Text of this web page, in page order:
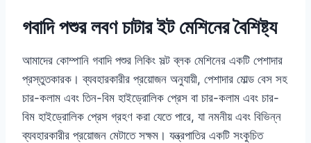
গবাদি পশুর লবণ চাটার ইট মেশিনের বৈশিষ্ট্য
আমাদের কোম্পানি গবাদি পশুর লিকিং সল্ট ব্লক মেশিনের একটি পেশাদার
প্রস্তুতকারক। ব্যবহারকারীর প্রয়োজন অনুযায়ী, পেশাদার মোল্ড বেস সহ
চার-কলাম এবং তিন-বিম হাইড্রোলিক প্রেস বা চার-কলাম এবং চার-
বিম হাইড্রোলিক প্রেস গ্রহণ করা যেতে পারে, যা নমনীয় এবং বিভিন্ন
ব্যবহারকারীর প্রয়োজন মেটাতে সক্ষম। যন্ত্রপাতির একটি সংকুচিত